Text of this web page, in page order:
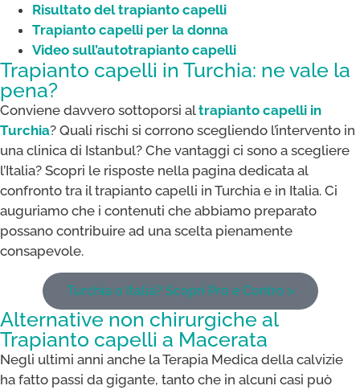
Risultato del trapianto capelli
Trapianto capelli per la donna
Video sull’autotrapianto capelli
Trapianto capelli in Turchia: ne vale la
pena?
Conviene davvero sottoporsi altrapianto capelli in
Turchia? Quali rischi si corrono scegliendo l’intervento in
una clinica di Istanbul? Che vantaggi ci sono a scegliere
l’Italia? Scopri le risposte nella pagina dedicata al
confronto tra il trapianto capelli in Turchia e in Italia. Ci
auguriamo che i contenuti che abbiamo preparato
possano contribuire ad una scelta pienamente
consapevole.
Turchia o Italia? Scopri Pro e Contro >
Alternative non chirurgiche al
Trapianto capelli a Macerata
Negli ultimi anni anche la Terapia Medica della calvizie
ha fatto passi da gigante, tanto che in alcuni casi può